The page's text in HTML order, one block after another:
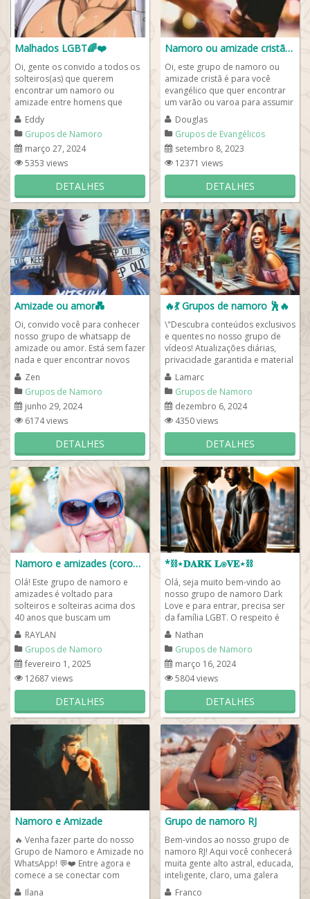
Malhados LGBT🌈❤️
Oi, gente os convido a todos os
solteiros(as) que querem
encontrar um namoro ou
amizade entre homens que
fazem academias e são
malhados LGBT. Então, o...
Eddy
Grupos de Namoro
março 27, 2024
5353 views
DETALHES
Namoro ou amizade cristã❤️📖
Oi, este grupo de namoro ou
amizade cristã é para você
evangélico que quer encontrar
um varão ou varoa para assumir
um namoro cristão. Fale a
vontade e...
Douglas
Grupos de Evangélicos
setembro 8, 2023
12371 views
DETALHES
Amizade ou amor💑
Oi, convido você para conhecer
nosso grupo de whatsapp de
amizade ou amor. Está sem fazer
nada e quer encontrar novos
amigos e conversar 24 horas? Se
sim,...
Zen
Grupos de Namoro
junho 29, 2024
6174 views
DETALHES
🔥💃 Grupos de namoro 🕺🔥
\"Descubra conteúdos exclusivos
e quentes no nosso grupo de
vídeos! Atualizações diárias,
privacidade garantida e material
de alta qualidade. Entre e...
Lamarc
Grupos de Namoro
dezembro 6, 2024
4350 views
DETALHES
Namoro e amizades (coroas)
Olá! Este grupo de namoro e
amizades é voltado para
solteiros e solteiras acima dos
40 anos que buscam um
relacionamento ou boas
companhias. Entre agora e...
RAYLAN
Grupos de Namoro
fevereiro 1, 2025
12687 views
DETALHES
*⛓️⋆𝐃𝐀𝐑𝐊 𝐋⍟𝐕𝐄⋆⛓️
Olá, seja muito bem-vindo ao
nosso grupo de namoro Dark
Love e para entrar, precisa ser
da família LGBT. O respeito é
fundamental para conhecer
nosso grupo...
Nathan
Grupos de Namoro
março 16, 2024
5804 views
DETALHES
Namoro e Amizade
🔥 Venha fazer parte do nosso
Grupo de Namoro e Amizade no
WhatsApp! 💬❤️ Entre agora e
comece a se conectar com
pessoas reais de todo o Brasil!...
Ilana
Grupo de namoro RJ
Bem-vindos ao nosso grupo de
namoro RJ! Aqui você conhecerá
muita gente alto astral, educada,
inteligente, claro, uma galera
bonita e cheia de bom humor....
Franco